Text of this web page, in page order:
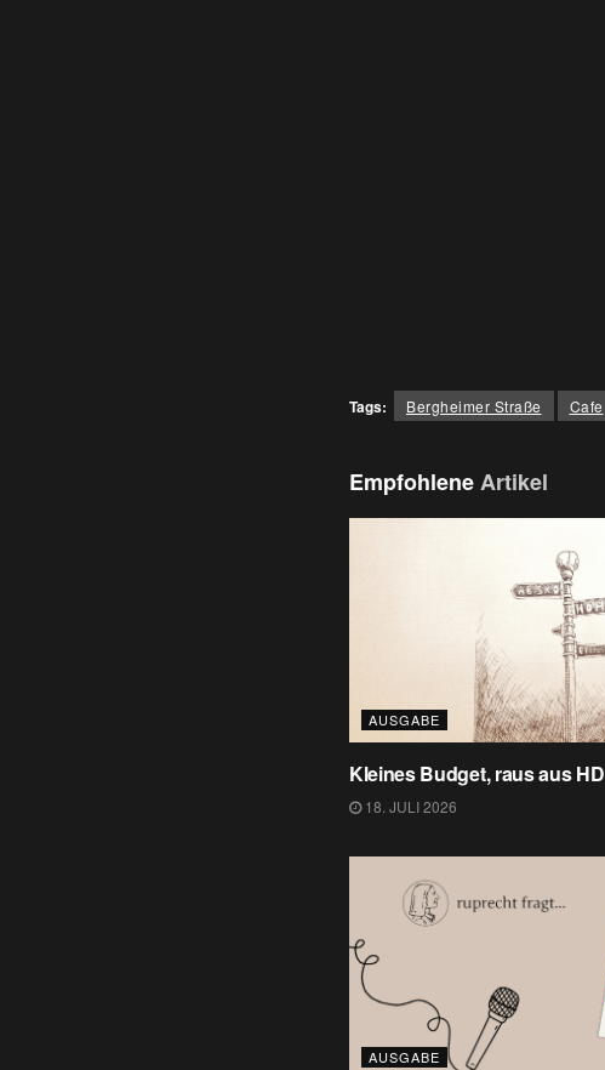
Tags: Bergheimer Straße Cafe
EmpfohleneArtikel
AUSGABE
Kleines Budget, raus aus HD
18. JULI 2026
AUSGABE